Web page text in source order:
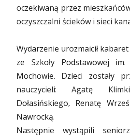
oczekiwaną przez
oczyszczalni ścieków i sieci
Wydarzenie urozmaicił
ze Szkoły Podstawowej
Mochowie. Dzieci zostały
nauczycieli: Agatę
Dołasińskiego, Renatę
Nawrocką.
Następnie wystąpili